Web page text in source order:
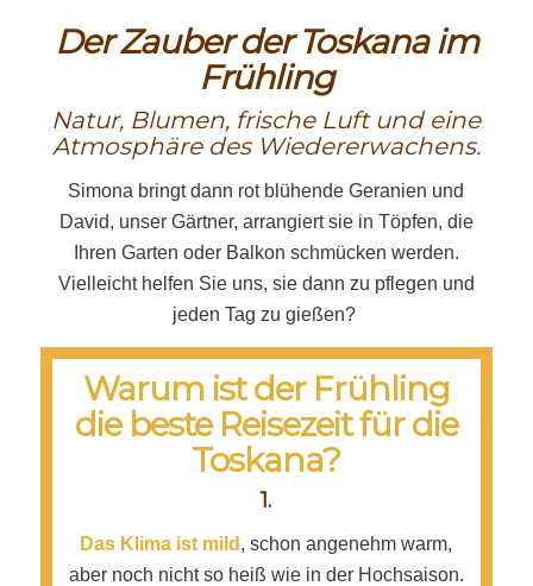
Der Zauber der Toskana im
Frühling
Natur, Blumen, frische Luft und eine
Atmosphäre des Wiedererwachens.
Simona bringt dann rot blühende Geranien und
David, unser Gärtner, arrangiert sie in Töpfen, die
Ihren Garten oder Balkon schmücken werden.
Vielleicht helfen Sie uns, sie dann zu pflegen und
jeden Tag zu gießen?
Warum ist der Frühling
die beste Reisezeit für die
Toskana?
1.
Das Klima ist mild , schon angenehm warm,
aber noch nicht so heiß wie in der Hochsaison.